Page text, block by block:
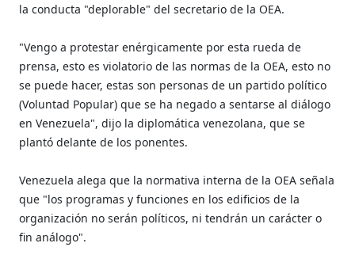
la conducta "deplorable" del secretario de la OEA.
"Vengo a protestar enérgicamente por esta rueda de
prensa, esto es violatorio de las normas de la OEA, esto no
se puede hacer, estas son personas de un partido político
(Voluntad Popular) que se ha negado a sentarse al diálogo
en Venezuela", dijo la diplomática venezolana, que se
plantó delante de los ponentes.
Venezuela alega que la normativa interna de la OEA señala
que "los programas y funciones en los edificios de la
organización no serán políticos, ni tendrán un carácter o
fin análogo".